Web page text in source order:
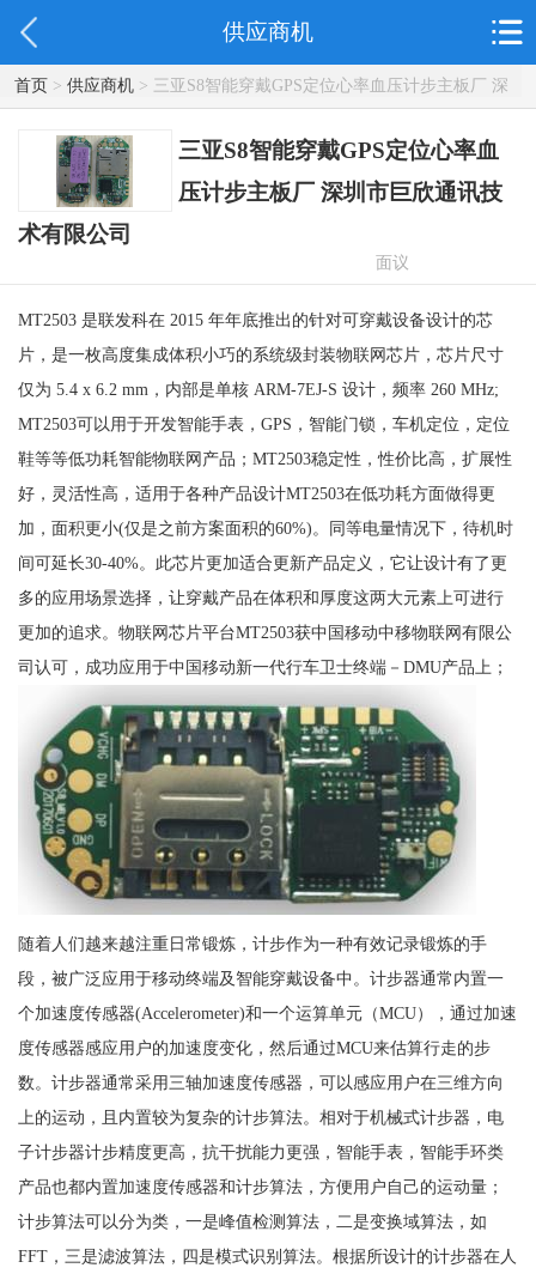
供应商机
首页> 供应商机> 三亚S8智能穿戴GPS定位心率血压计步主板厂 深
圳市巨欣通讯技术有限公司
三亚S8智能穿戴GPS定位心率血
压计步主板厂 深圳市巨欣通讯技
术有限公司
面议
MT2503 是联发科在 2015 年年底推出的针对可穿戴设备设计的芯
片，是一枚高度集成体积小巧的系统级封装物联网芯片，芯片尺寸
仅为 5.4 x 6.2 mm，内部是单核 ARM-7EJ-S 设计，频率 260 MHz;
MT2503可以用于开发智能手表，GPS，智能门锁，车机定位，定位
鞋等等低功耗智能物联网产品；MT2503稳定性，性价比高，扩展性
好，灵活性高，适用于各种产品设计MT2503在低功耗方面做得更
加，面积更小(仅是之前方案面积的60%)。同等电量情况下，待机时
间可延长30-40%。此芯片更加适合更新产品定义，它让设计有了更
多的应用场景选择，让穿戴产品在体积和厚度这两大元素上可进行
更加的追求。物联网芯片平台MT2503获中国移动中移物联网有限公
司认可，成功应用于中国移动新一代行车卫士终端－DMU产品上；
随着人们越来越注重日常锻炼，计步作为一种有效记录锻炼的手
段，被广泛应用于移动终端及智能穿戴设备中。计步器通常内置一
个加速度传感器(Accelerometer)和一个运算单元（MCU），通过加速
度传感器感应用户的加速度变化，然后通过MCU来估算行走的步
数。计步器通常采用三轴加速度传感器，可以感应用户在三维方向
上的运动，且内置较为复杂的计步算法。相对于机械式计步器，电
子计步器计步精度更高，抗干扰能力更强，智能手表，智能手环类
产品也都内置加速度传感器和计步算法，方便用户自己的运动量；
计步算法可以分为类，一是峰值检测算法，二是变换域算法，如
FFT，三是滤波算法，四是模式识别算法。根据所设计的计步器在人